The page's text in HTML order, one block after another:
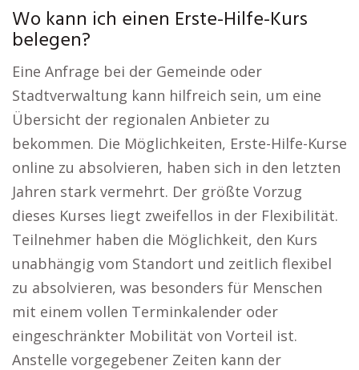
Wo kann ich einen Erste-Hilfe-Kurs
belegen?
Eine Anfrage bei der Gemeinde oder
Stadtverwaltung kann hilfreich sein, um eine
Übersicht der regionalen Anbieter zu
bekommen. Die Möglichkeiten, Erste-Hilfe-Kurse
online zu absolvieren, haben sich in den letzten
Jahren stark vermehrt. Der größte Vorzug
dieses Kurses liegt zweifellos in der Flexibilität.
Teilnehmer haben die Möglichkeit, den Kurs
unabhängig vom Standort und zeitlich flexibel
zu absolvieren, was besonders für Menschen
mit einem vollen Terminkalender oder
eingeschränkter Mobilität von Vorteil ist.
Anstelle vorgegebener Zeiten kann der